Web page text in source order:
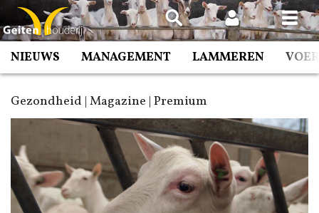
Spring
naar
inhoud
NIEUWS MANAGEMENT LAMMEREN
Gezondheid | Magazine | Premium